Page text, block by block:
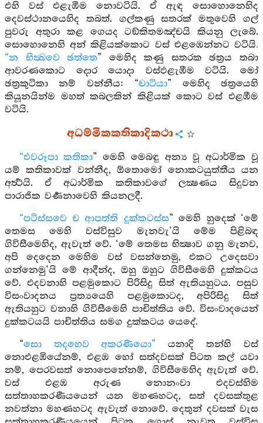
එහි වස් එළැඹීම නොවටියි. ඒ ඇඳ සොහොනෙහිද
දෙවස්ථානයෙහිද තබත්. ගල්කණු සතරක් මතුවෙහි ගල්
පුවරු අතුරා කළ ගෙයද ටඞ්කිතමඤ්චයි කියනු ලැබේ.
සොහොනෙහි අන් කිළියක්කොට වස් එළඹෙන්නට වටියි.
“න භික්‍ඛවෙ ඡත්තෙ” මෙහිද කණු සතරක ඡත්‍රය තබා
ආවරණකොට දොර යොදා වස්ඵළැඹීම වටියි. මෝ
ඡත්‍රකුටිකා නම් වන්නීය: “චාටියා” මෙහිද ඡත්‍රයෙහි
කියූනයින්ම මහත් කබලකින් කිළියක් කොට වස් එළඹීම
වටියි.
අධම්මිකකතිකාදිකථා
“එවරූපා කතිකා” මෙහි මෙබඳු අන්‍ය වූ අධාර්මික වූ
යම් කතිකාවක් වන්නීද, ඕතොමෝ නොකටයුත්තීය යන
අර්‍ත්‍ථයි. ඒ අධාර්මික කතිකාවගේ ලක්‍ෂණය සිදුවන
පාරාජික වර්‍ණනාවෙහි කියනලදී.
“පටිස්සවෙ ච ආපත්ති දුක්කටස්ස” මෙහි හුදෙක් ‘මේ
තෙමස මෙහි වස්විසුව මැනවැ’යි මේම පිළිබඳ
ගිවිසීමෙහිද, ඇවැත් වේ. ‘මේ තෙමස භික්‍ෂාව ගනු මැනව,
අපි දෙදෙන මෙහිම වස් වසන්නෙමු, එකට උදෙසවා
ගන්නෙමු’යි මේ ආදීන්ද, ඔහු ඔහුට ගිවිසීමෙහි දුක්කටය
වේ. එදවනාහි පළමුකොට පිරිසිදු සිත් ඇතියහුටය. පසුව
විසංවාදනය ප්‍රත්‍යයෙහි පළමුකොටද, අපිරිසිදු සිත්
ඇතියහුට වනාහි ගිවිසීමෙහි පාචිත්තිය වේ. විසංවාදයෙන්
දුක්කටයයි පාචිත්තිය සමග දුක්කටය යෙදේ.
“සො තදහෙව අකරණීයො” යනාදි තන්හි වස්
නොඑළඹියේනම්, එළඹ හෝ සත්දවසක් පිටත කල් යවා
නම්, පෙරවසත් නොපෙනේනම්, ගිවිසීමෙහිද ඇවැත් වේ.
වස් එළඹ අරුණ නොනංවා එදවස්හිම
සත්තාහකරණීයයෙන් යන මහණහටද, සත් දවසක්තුළ
නවත්නා මහණහටද ඇවැත් නොවේ. දෙතුන් දවසක් වැස